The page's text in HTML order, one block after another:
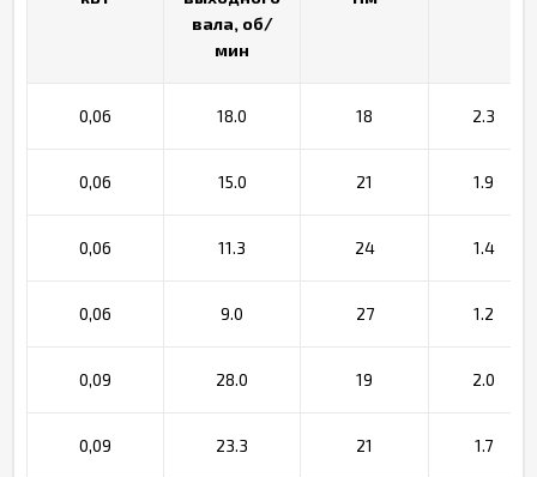
вала, об/
мин
0,06 18.0 18 2.3
0,06 15.0 21 1.9
0,06 11.3 24 1.4
0,06 9.0 27 1.2
0,09 28.0 19 2.0
0,09 23.3 21 1.7
вала, об/
мин